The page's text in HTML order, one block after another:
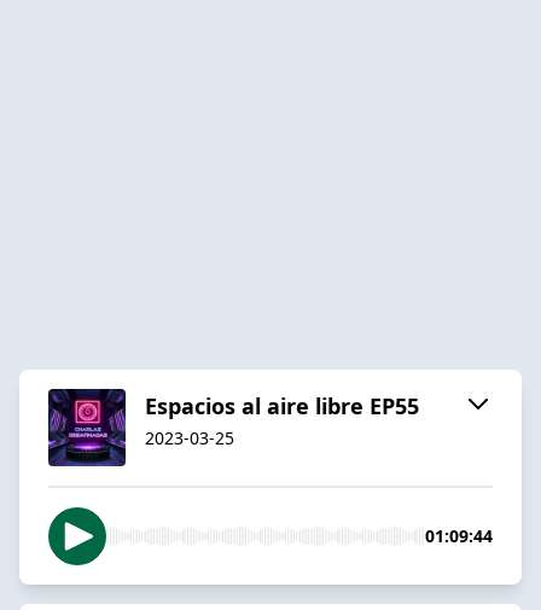
Espacios al aire libre EP55
2023-03-25
01:09:44